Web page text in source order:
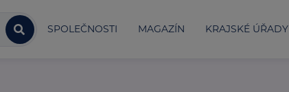
SPOLEČNOSTI MAGAZÍN KRAJSKÉ ÚŘADY